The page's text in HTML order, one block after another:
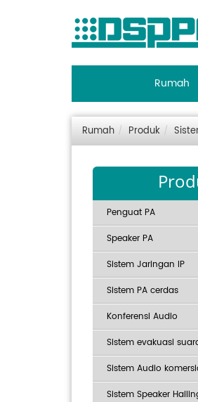
Rumah
Rumah Produk
Penguat PA
Speaker PA
Sistem Jaringan IP
Sistem PA cerdas
Konferensi Audio
Sistem evakuasi
Sistem Audio
Sistem Speaker